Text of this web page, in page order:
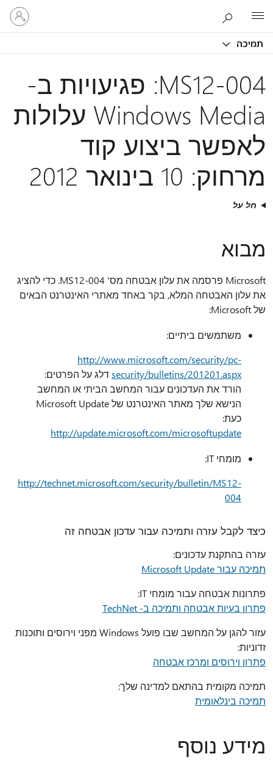
תמיכה
היכנס
לחשבון
שלך
MS12-004: פגיעויות ב-
Windows Media עלולות
לאפשר ביצוע קוד
מרחוק: 10 בינואר 2012
חל על
מבוא
Microsoft פרסמה את עלון אבטחה מס' MS12-004. כדי להציג
את עלון האבטחה המלא, בקר באחד מאתרי האינטרנט הבאים
של Microsoft:
משתמשים ביתיים:
http://www.microsoft.com/security/pc-
security/bulletins/201201.aspxדלג על הפרטים:
הורד את העדכונים עבור המחשב הביתי או המחשב
הנישא שלך מאתר האינטרנט של Microsoft Update
כעת:
http://update.microsoft.com/microsoftupdate
מומחי IT:
http://technet.microsoft.com/security/bulletin/MS12-
004
כיצד לקבל עזרה ותמיכה עבור עדכון אבטחה זה
עזרה בהתקנת עדכונים:
תמיכה עבור Microsoft Update
פתרונות אבטחה עבור מומחי IT:
פתרון בעיות אבטחה ותמיכה ב- TechNet
עזור להגן על המחשב שבו פועל Windows מפני וירוסים ותוכנות
זדוניות:
פתרון וירוסים ומרכז אבטחה
תמיכה מקומית בהתאם למדינה שלך:
תמיכה בינלאומית
מידע נוסף